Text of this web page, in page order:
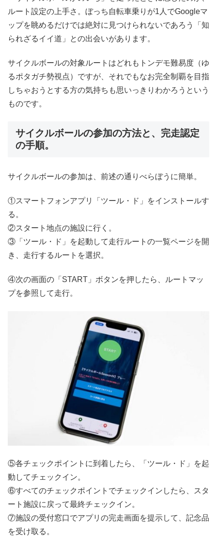
ルート設定の上手さ。ぼっち自転車乗りが1人でGoogleマ
ップを眺めるだけでは絶対に見つけられないであろう「知
られざるイイ道」との出会いがあります。
サイクルボールの対象ルートはどれもトンデモ難易度（ゆ
るポタガチ勢視点）ですが、それでもなお完全制覇を目指
しちゃおうとする方の気持ちも思いっきりわかろうという
ものです。
サイクルボールの参加の方法と、完走認定
の手順。
サイクルボールの参加は、前述の通りべらぼうに簡単。
①スマートフォンアプリ「ツール・ド」をインストールす
る。
②スタート地点の施設に行く。
③「ツール・ド」を起動して走行ルートの一覧ページを開
き、走行するルートを選択。
④次の画面の「START」ボタンを押したら、ルートマッ
プを参照して走行。
⑤各チェックポイントに到着したら、「ツール・ド」を起
動してチェックイン。
⑥すべてのチェックポイントでチェックインしたら、スタ
ート施設に戻って最終チェックイン。
⑦施設の受付窓口でアプリの完走画面を提示して、記念品
を受け取る。